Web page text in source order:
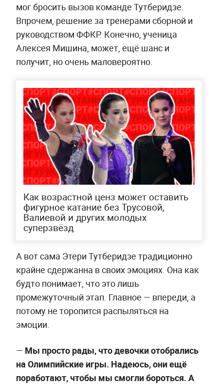
мог бросить вызов команде Тутберидзе.
Впрочем, решение за тренерами сборной и
руководством ФФКР. Конечно, ученица
Алексея Мишина, может, ещё шанс и
получит, но очень маловероятно.
Как возрастной ценз может оставить
фигурное катание без Трусовой,
Валиевой и других молодых
суперзвёзд
А вот сама Этери Тутберидзе традиционно
крайне сдержанна в своих эмоциях. Она как
будто понимает, что это лишь
промежуточный этап. Главное — впереди, а
потому не торопится распыляться на
эмоции.
— Мы просто рады, что девочки отобрались
на Олимпийские игры. Надеюсь, они ещё
поработают, чтобы мы смогли бороться. А